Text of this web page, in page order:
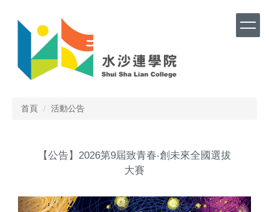
首頁 活動公告
【公告】2026第9屆致青春‧創未來全國選拔
大賽